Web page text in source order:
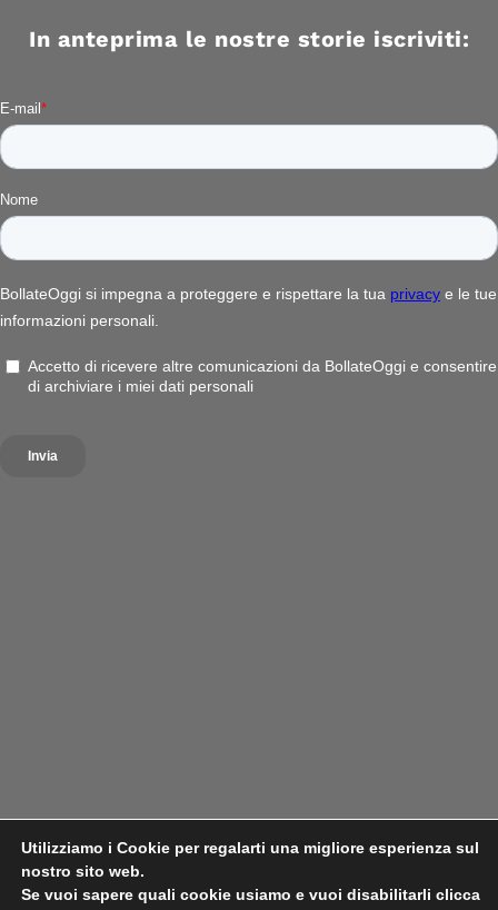
In anteprima le nostre storie iscriviti:
Utilizziamo i Cookie per regalarti una migliore esperienza sul
nostro sito web.
Se vuoi sapere quali cookie usiamo e vuoi disabilitarli clicca